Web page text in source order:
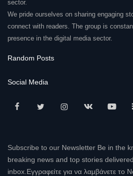
sector.
We pride ourselves on sharing engaging
connect with readers. The group is
presence in the digital media sector.
Random Posts
Social Media
Subscribe to our Newsletter Be in the
breaking news and top stories
inbox.Εγγραφείτε για να λαμβάνετε το